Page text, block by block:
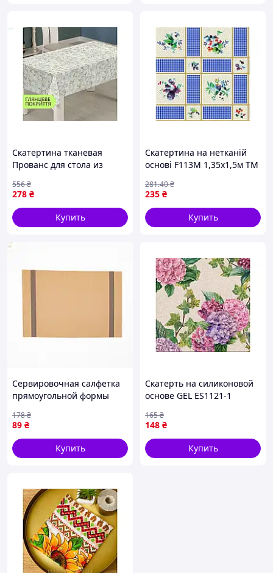
Скатертина тканевая
Прованс для стола из
покрытием для защиты и
декора
278 ₴
556₴
Купить
Скатертина на нетканій
основі F113M 1,35x1,5м ТМ
235 ₴
281.40₴
Купить
Сервировочная салфетка
прямоугольной формы
14GOLD для стильного
оформления стола
89 ₴
178₴
Купить
Скатерть на силиконовой
основе GEL ES1121-1
148 ₴
165₴
Купить